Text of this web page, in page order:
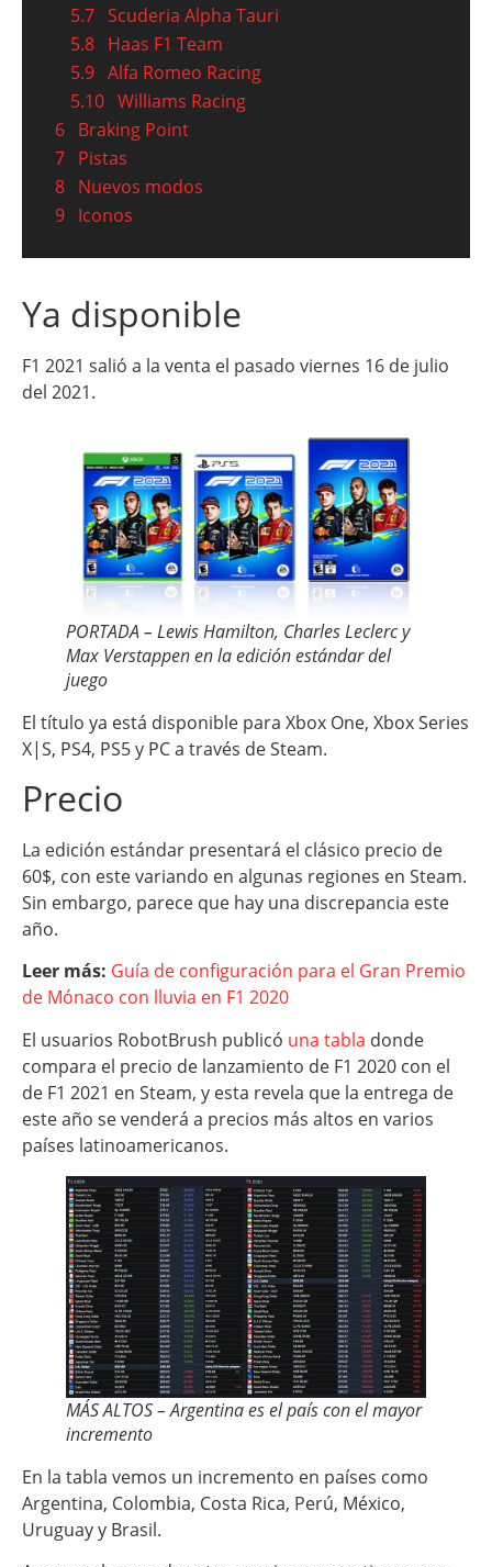
5.7 Scuderia Alpha Tauri
5.8 Haas F1 Team
5.9 Alfa Romeo Racing
5.10 Williams Racing
6 Braking Point
7 Pistas
8 Nuevos modos
9 Iconos
Ya disponible
F1 2021 salió a la venta el pasado viernes 16 de julio
del 2021.
PORTADA – Lewis Hamilton, Charles Leclerc y
Max Verstappen en la edición estándar del
juego
El título ya está disponible para Xbox One, Xbox Series
X|S, PS4, PS5 y PC a través de Steam.
Precio
La edición estándar presentará el clásico precio de
60$, con este variando en algunas regiones en Steam.
Sin embargo, parece que hay una discrepancia este
año.
Leer más: Guía de configuración para el Gran Premio
de Mónaco con lluvia en F1 2020
El usuarios RobotBrush publicó una tabla donde
compara el precio de lanzamiento de F1 2020 con el
de F1 2021 en Steam, y esta revela que la entrega de
este año se venderá a precios más altos en varios
países latinoamericanos.
MÁS ALTOS – Argentina es el país con el mayor
incremento
En la tabla vemos un incremento en países como
Argentina, Colombia, Costa Rica, Perú, México,
Uruguay y Brasil.